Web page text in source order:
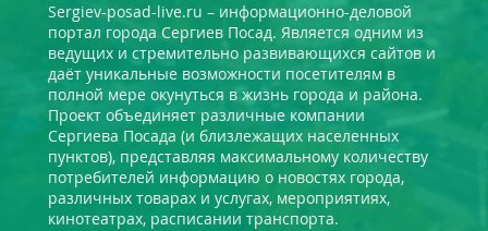
Sergiev-posad-live.ru – информационно-деловой
портал города Сергиев Посад. Является одним из
ведущих и стремительно развивающихся сайтов и
даёт уникальные возможности посетителям в
полной мере окунуться в жизнь города и района.
Проект объединяет различные компании
Сергиева Посада (и близлежащих населенных
пунктов), представляя максимальному количеству
потребителей информацию о новостях города,
различных товарах и услугах, мероприятиях,
кинотеатрах, расписании транспорта.